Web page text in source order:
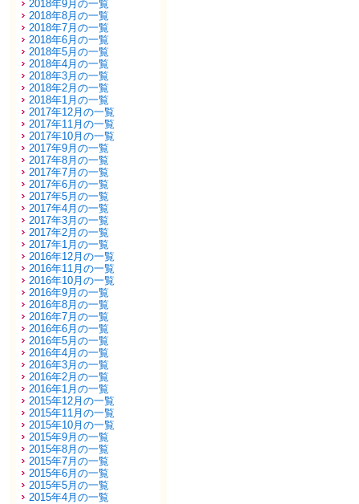
2018年9月の一覧
2018年8月の一覧
2018年7月の一覧
2018年6月の一覧
2018年5月の一覧
2018年4月の一覧
2018年3月の一覧
2018年2月の一覧
2018年1月の一覧
2017年12月の一覧
2017年11月の一覧
2017年10月の一覧
2017年9月の一覧
2017年8月の一覧
2017年7月の一覧
2017年6月の一覧
2017年5月の一覧
2017年4月の一覧
2017年3月の一覧
2017年2月の一覧
2017年1月の一覧
2016年12月の一覧
2016年11月の一覧
2016年10月の一覧
2016年9月の一覧
2016年8月の一覧
2016年7月の一覧
2016年6月の一覧
2016年5月の一覧
2016年4月の一覧
2016年3月の一覧
2016年2月の一覧
2016年1月の一覧
2015年12月の一覧
2015年11月の一覧
2015年10月の一覧
2015年9月の一覧
2015年8月の一覧
2015年7月の一覧
2015年6月の一覧
2015年5月の一覧
2015年4月の一覧